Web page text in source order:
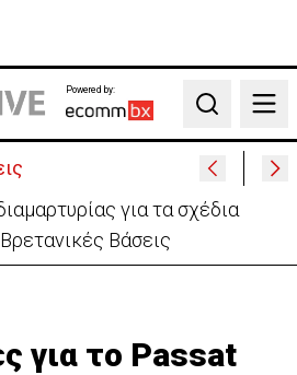
Powered by:
Search
Μελόνι λόγω της Θέουτα:
στα σύνορα
για το Passat